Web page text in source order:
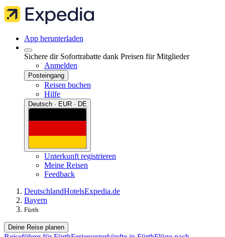
App herunterladen
Sichere dir Sofortrabatte dank Preisen für Mitglieder
Anmelden
Posteingang
Reisen buchen
Hilfe
Deutsch · EUR · DE
Unterkunft registrieren
Meine Reisen
Feedback
DeutschlandHotelsExpedia.de
Bayern
Fürth
Deine Reise planen